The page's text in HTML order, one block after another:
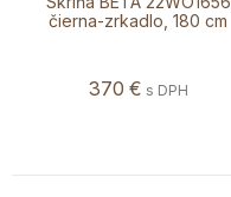
čierna-zrkadlo, 180 cm
370 € s DPH